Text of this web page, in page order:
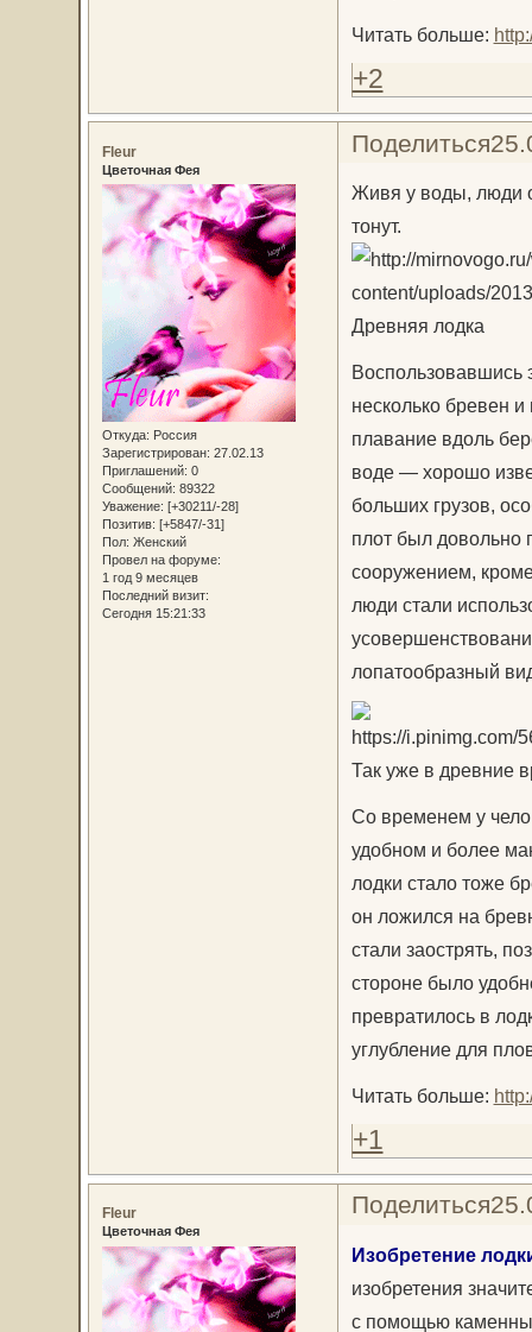
Читать больше:
+2
Поделиться
Fleur
Цветочная Фея
Откуда: Россия
Зарегистрирован: 27.02.13
Приглашений: 0
Сообщений: 89322
Уважение: [+30211/-28]
Позитив: [+5847/-31]
Пол: Женский
Провел на форуме:
1 год 9 месяцев
Последний визит:
Сегодня 15:21:33
Живя у воды, люди
тонут.
Древняя лодка
Воспользовавшись
несколько бревен
плавание вдоль
воде — хорошо
больших грузов,
плот был довольно
сооружением,
люди стали
лопатообразный
Так уже в древние
Со временем у
удобном и более
лодки стало тоже
он ложился на
стали заострять,
стороне было
превратилось в
углубление для
Читать больше:
+1
Поделиться
Fleur
Цветочная Фея
Изобретение
изобретения
с помощью